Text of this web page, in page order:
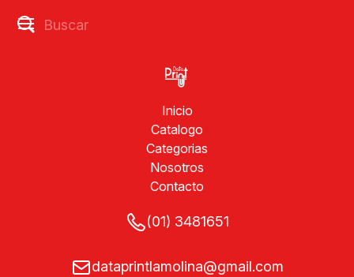
Inicio
Catalogo
Categorias
Nosotros
Contacto
(01) 3481651
dataprintlamolina@gmail.com